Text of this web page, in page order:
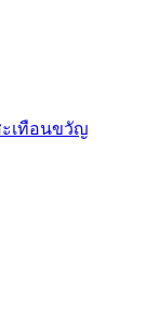
ะเทือนขวัญ